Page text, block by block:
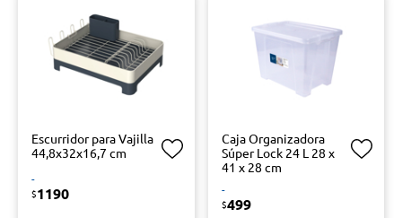
Escurridor para Vajilla
44,8x32x16,7 cm
-
$1190
Caja Organizadora
Súper Lock 24 L 28 x
41 x 28 cm
-
$499